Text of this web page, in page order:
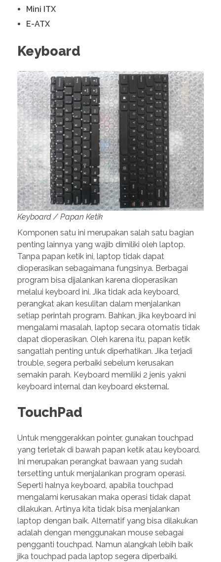
Mini ITX
E-ATX
Keyboard
Keyboard / Papan Ketik
Komponen satu ini merupakan salah satu bagian
penting lainnya yang wajib dimiliki oleh laptop.
Tanpa papan ketik ini, laptop tidak dapat
dioperasikan sebagaimana fungsinya. Berbagai
program bisa dijalankan karena dioperasikan
melalui keyboard ini. Jika tidak ada keyboard,
perangkat akan kesulitan dalam menjalankan
setiap perintah program. Bahkan, jika keyboard ini
mengalami masalah, laptop secara otomatis tidak
dapat dioperasikan. Oleh karena itu, papan ketik
sangatlah penting untuk diperhatikan. Jika terjadi
trouble, segera perbaiki sebelum kerusakan
semakin parah. Keyboard memiliki 2 jenis yakni
keyboard internal dan keyboard eksternal.
TouchPad
Untuk menggerakkan pointer, gunakan touchpad
yang terletak di bawah papan ketik atau keyboard.
Ini merupakan perangkat bawaan yang sudah
tersetting untuk menjalankan program operasi.
Seperti halnya keyboard, apabila touchpad
mengalami kerusakan maka operasi tidak dapat
dilakukan. Artinya kita tidak bisa menjalankan
laptop dengan baik. Alternatif yang bisa dilakukan
adalah dengan menggunakan mouse sebagai
pengganti touchpad. Namun alangkah lebih baik
jika touchpad pada laptop segera diperbaiki.